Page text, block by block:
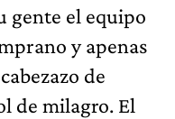
gente el equipo
y apenas
de
de milagro. El